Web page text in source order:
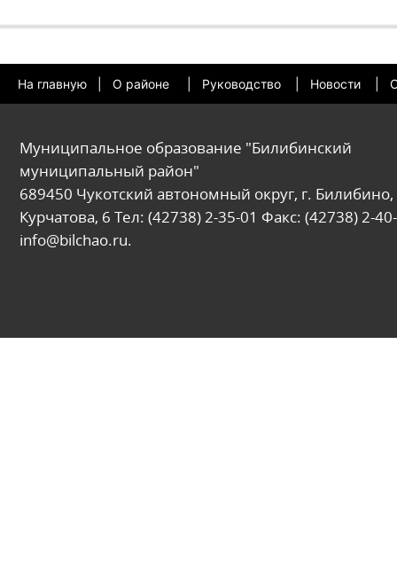
На главную О районе Руководство Новости
Муниципальное образование "Билибинский
муниципальный район"
689450 Чукотский автономный округ, г. Билибино,
Курчатова, 6 Тел: (42738) 2-35-01 Факс: (42738) 2-
info@bilchao.ru.